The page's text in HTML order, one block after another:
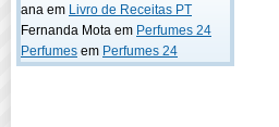
ana em Livro de Receitas PT
Fernanda Mota em Perfumes 24
Perfumes em Perfumes 24